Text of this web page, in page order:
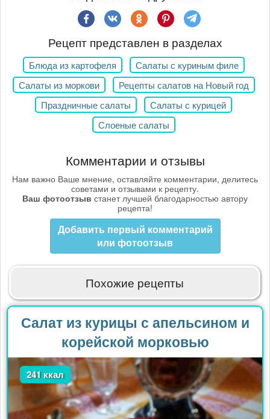
Рецепт представлен в разделах
Блюда из картофеля
Салаты с куриным филе
Салаты из моркови
Рецепты салатов на Новый год
Праздничные салаты
Салаты с курицей
Слоеные салаты
Комментарии и отзывы
Нам важно Ваше мнение, оставляйте комментарии, делитесь
советами и отзывами к рецепту.
Ваш фотоотзыв станет лучшей благодарностью автору
рецепта!
Добавить первый комментарий
или фотоотзыв
Похожие рецепты
Салат из курицы с апельсином и
корейской морковью
241 ккал